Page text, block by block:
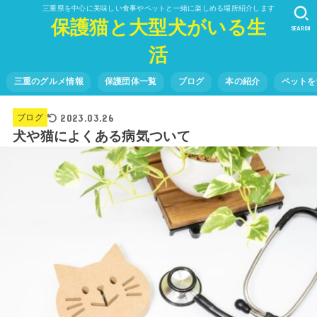
三重県を中心に美味しい食事やペットと一緒に楽しめる場所紹介します
保護猫と大型犬がいる生
活
三重のグルメ情報 保護団体一覧 ブログ 本の紹介 ペット
SEARCH
ブログ 2023.03.26
犬や猫によくある病気ついて